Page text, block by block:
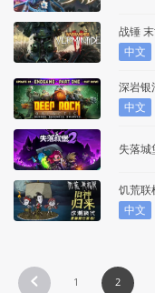
战锤
中文
深岩银
中文
失落城
饥荒联
中文
1 2